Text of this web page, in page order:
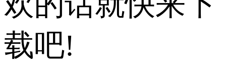
载吧!